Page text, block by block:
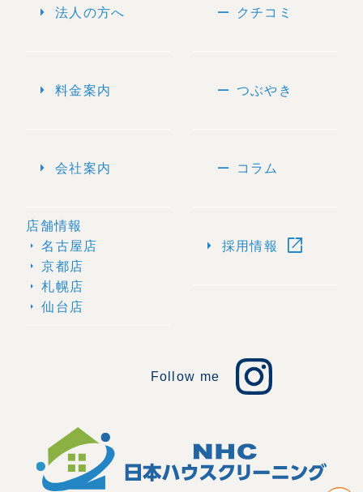
arrow_right 法人の方へ
arrow_right 料金案内
arrow_right 会社案内
店舗情報
arrow_right 名古屋店
arrow_right 京都店
arrow_right 札幌店
arrow_right 仙台店
remove クチコミ
remove つぶやき
remove コラム
arrow_right 採用情報 open_in_new
Follow me